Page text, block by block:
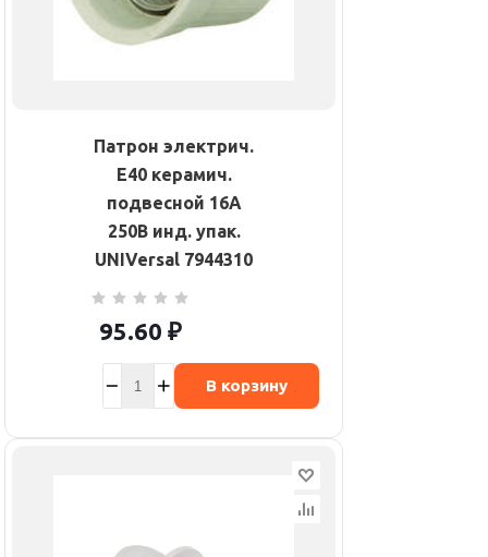
Патрон электрич.
E40 керамич.
подвесной 16А
250В инд. упак.
UNIVersal 7944310
95.60 ₽
В корзину